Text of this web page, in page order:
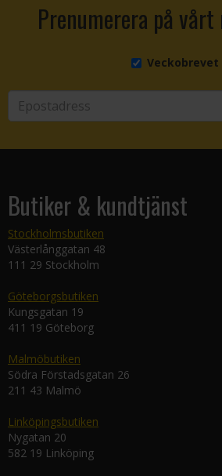
Prenumerera på
Veckobrevet
Butiker & kundtjänst
Stockholmsbutiken
Västerlånggatan 48
111 29 Stockholm
Göteborgsbutiken
Kungsgatan 19
411 19 Göteborg
Malmöbutiken
Södra Förstadsgatan 26
211 43 Malmö
Linköpingsbutiken
Nygatan 20
582 19 Linköping